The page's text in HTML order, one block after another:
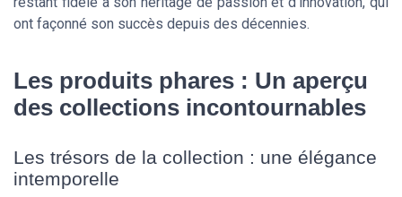
ont façonné son succès depuis des décennies.
Les produits phares : Un aperçu
des collections incontournables
Les trésors de la collection : une élégance
intemporelle